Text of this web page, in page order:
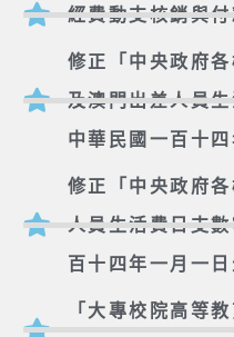
經費動支核銷與
修正「中央政府
及澳門出差人員
中華民國一百十
修正「中央政府
人員生活費日支
百十四年一月一日
「大專校院高等